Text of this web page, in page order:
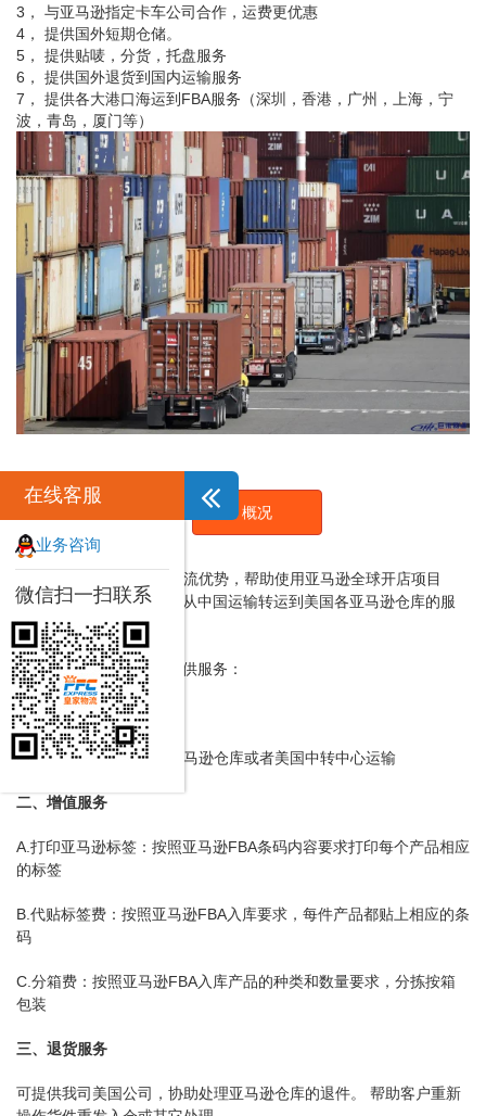
3， 与亚马逊指定卡车公司合作，运费更优惠
4， 提供国外短期仓储。
5， 提供贴唛，分货，托盘服务
6， 提供国外退货到国内运输服务
7， 提供各大港口海运到FBA服务（深圳，香港，广州，上海，宁
波，青岛，厦门等）
亚马逊FBA头程配送运输 概况
我司利用自身的网络和物流优势，帮助使用亚马逊全球开店项目
FBA服务的卖家，将货物从中国运输转运到美国各亚马逊仓库的服
务。
亚马逊FBA头程配送可提供服务：
一、标准服务
中国中转派送至美国各亚马逊仓库或者美国中转中心运输
二、增值服务
A.打印亚马逊标签：按照亚马逊FBA条码内容要求打印每个产品相应
的标签
B.代贴标签费：按照亚马逊FBA入库要求，每件产品都贴上相应的条
码
C.分箱费：按照亚马逊FBA入库产品的种类和数量要求，分拣按箱
包装
三、退货服务
可提供我司美国公司，协助处理亚马逊仓库的退件。 帮助客户重新
在线客服
业务咨询
微信扫一扫联系